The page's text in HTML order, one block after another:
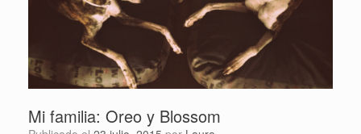
Mi familia: Oreo y Blossom